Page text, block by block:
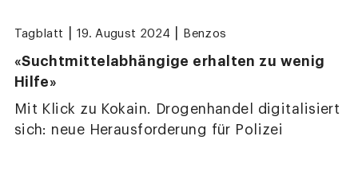
Tagblatt 19. August 2024 Benzos
«Suchtmittelabhängige erhalten zu wenig
Hilfe»
Mit Klick zu Kokain. Drogenhandel digitalisiert
sich: neue Herausforderung für Polizei